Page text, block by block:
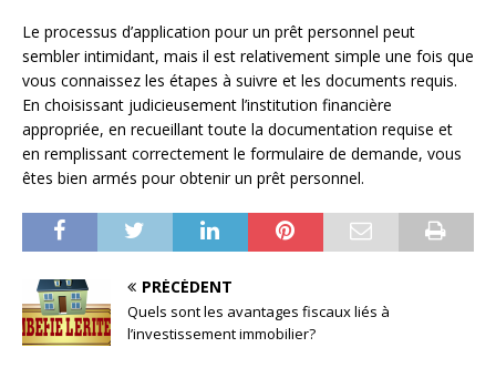
Le processus d’application pour un prêt personnel peut
sembler intimidant, mais il est relativement simple une fois que
vous connaissez les étapes à suivre et les documents requis.
En choisissant judicieusement l’institution financière
appropriée, en recueillant toute la documentation requise et
en remplissant correctement le formulaire de demande, vous
êtes bien armés pour obtenir un prêt personnel.
PRÉCÉDENT
Quels sont les avantages fiscaux liés à
l’investissement immobilier?